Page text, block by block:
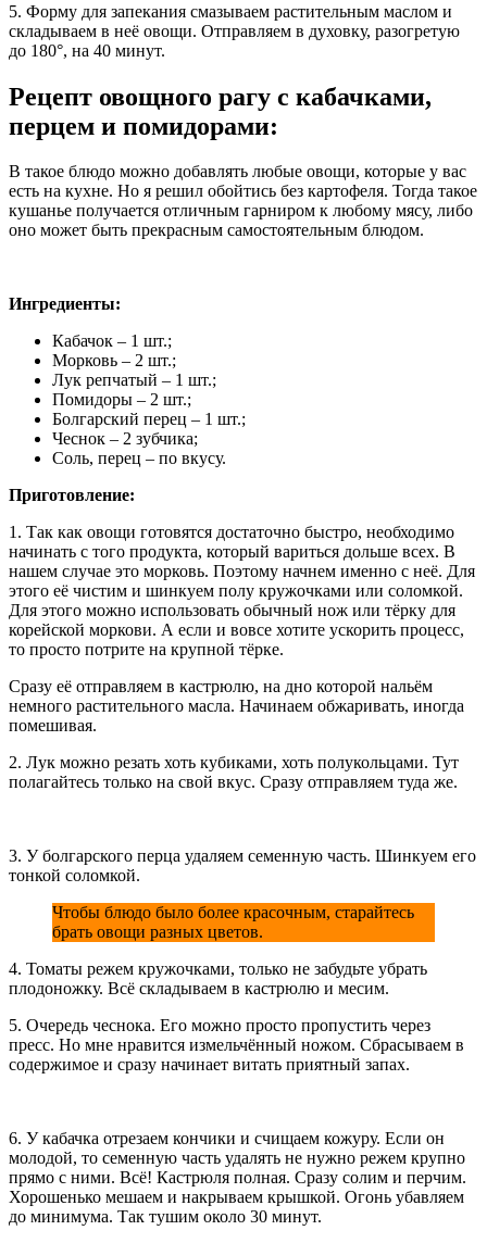
5. Форму для запекания смазываем растительным маслом и
складываем в неё овощи. Отправляем в духовку, разогретую
до 180°, на 40 минут.
Рецепт овощного рагу с кабачками,
перцем и помидорами:
В такое блюдо можно добавлять любые овощи, которые у вас
есть на кухне. Но я решил обойтись без картофеля. Тогда такое
кушанье получается отличным гарниром к любому мясу, либо
оно может быть прекрасным самостоятельным блюдом.
Ингредиенты:
Кабачок – 1 шт.;
Морковь – 2 шт.;
Лук репчатый – 1 шт.;
Помидоры – 2 шт.;
Болгарский перец – 1 шт.;
Чеснок – 2 зубчика;
Соль, перец – по вкусу.
Приготовление:
1. Так как овощи готовятся достаточно быстро, необходимо
начинать с того продукта, который вариться дольше всех. В
нашем случае это морковь. Поэтому начнем именно с неё. Для
этого её чистим и шинкуем полу кружочками или соломкой.
Для этого можно использовать обычный нож или тёрку для
корейской моркови. А если и вовсе хотите ускорить процесс,
то просто потрите на крупной тёрке.
Сразу её отправляем в кастрюлю, на дно которой нальём
немного растительного масла. Начинаем обжаривать, иногда
помешивая.
2. Лук можно резать хоть кубиками, хоть полукольцами. Тут
полагайтесь только на свой вкус. Сразу отправляем туда же.
3. У болгарского перца удаляем семенную часть. Шинкуем его
тонкой соломкой.
Чтобы блюдо было более красочным, старайтесь
брать овощи разных цветов.
4. Томаты режем кружочками, только не забудьте убрать
плодоножку. Всё складываем в кастрюлю и месим.
5. Очередь чеснока. Его можно просто пропустить через
пресс. Но мне нравится измельчённый ножом. Сбрасываем в
содержимое и сразу начинает витать приятный запах.
6. У кабачка отрезаем кончики и счищаем кожуру. Если он
молодой, то семенную часть удалять не нужно режем крупно
прямо с ними. Всё! Кастрюля полная. Сразу солим и перчим.
Хорошенько мешаем и накрываем крышкой. Огонь убавляем
до минимума. Так тушим около 30 минут.